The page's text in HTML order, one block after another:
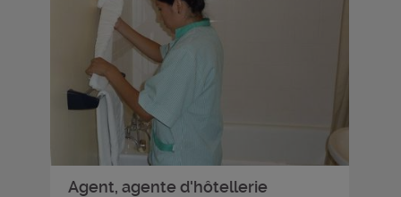
Agent, agente d'hôtellerie